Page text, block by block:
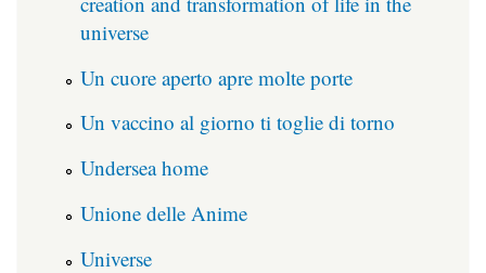
universe
Un cuore aperto apre molte porte
Un vaccino al giorno ti toglie di torno
Undersea home
Unione delle Anime
Universe